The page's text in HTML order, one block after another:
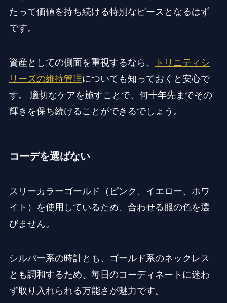
たって価値を持ち続ける特別なピースとなるはず
です。
資産としての側面を重視するなら、
トリニティシ
リーズの維持管理についても知っておくと安心で
す。 適切なケアを施すことで、何十年先までその
輝きを保ち続けることができるでしょう。
コーデを選ばない
スリーカラーゴールド（ピンク、イエロー、ホワ
イト）を使用しているため、合わせる服の色を選
びません。
シルバー系の時計とも、ゴールド系のネックレス
とも調和するため、毎日のコーディネートに迷わ
ず取り入れられる万能さが魅力です。